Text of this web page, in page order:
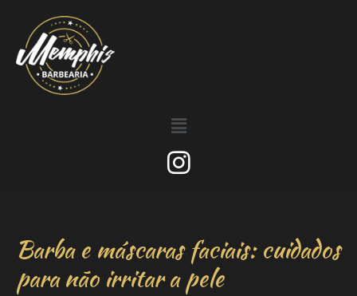
Barba e máscaras faciais: cuidados
para não irritar a pele